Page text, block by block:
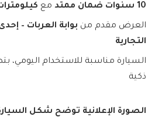
10 سنوات ضمان ممتد مع
العرض مقدم من بوابة العربات –
التجارية
السيارة مناسبة للاستخدام اليومي،
ذكية
الصورة الإعلانية توضح شكل